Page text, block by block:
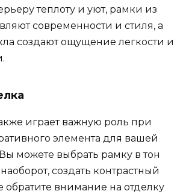
теплоту и уют, рамки из
современности и стиля, а
создают ощущение легкости и
играет важную роль при
элемента для вашей
можете выбрать рамку в тон
создать контрастный
обратите внимание на отделку